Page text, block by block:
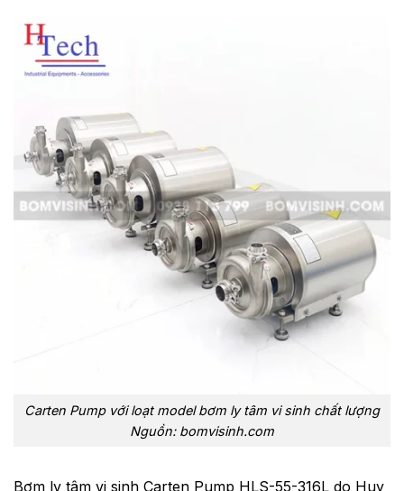
Carten Pump với loạt model bơm ly tâm vi sinh chất lượng
Nguồn: bomvisinh.com
Bơm ly tâm vi sinh Carten Pump HLS-55-316L do Huy